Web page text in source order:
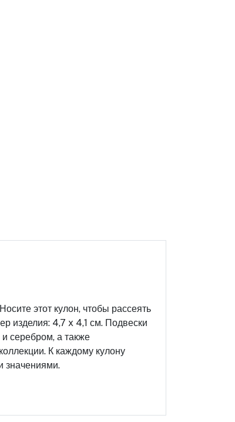
этот кулон, чтобы рассеять
изделия: 4,7 x 4,1 см. Подвески
серебром, а также
К каждому кулону
значениями.